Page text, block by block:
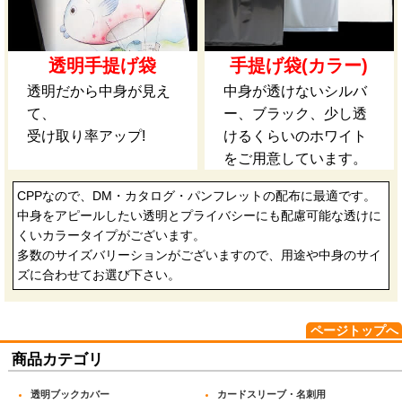
透明手提げ袋
透明だから中身が見え
て、
受け取り率アップ!
手提げ袋(カラー)
中身が透けないシルバ
ー、ブラック、少し透
けるくらいのホワイト
をご用意しています。
CPPなので、DM・カタログ・パンフレットの配布に最適です。
中身をアピールしたい透明とプライバシーにも配慮可能な透けに
くいカラータイプがございます。
多数のサイズバリーションがございますので、用途や中身のサイ
ズに合わせてお選び下さい。
ページトップへ
商品カテゴリ
透明ブックカバー カードスリーブ・名刺用